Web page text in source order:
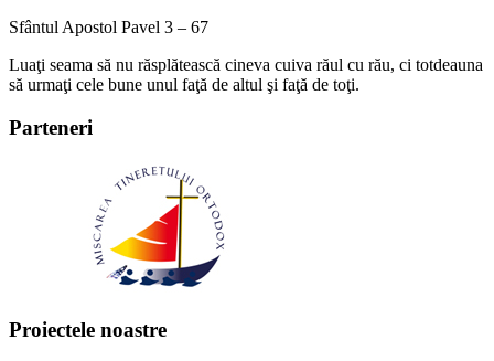
Sfântul Apostol Pavel 3 – 67
Luaţi seama să nu răsplătească cineva cuiva răul cu rău, ci totdeauna
să urmaţi cele bune unul faţă de altul şi faţă de toţi.
Parteneri
Proiectele noastre